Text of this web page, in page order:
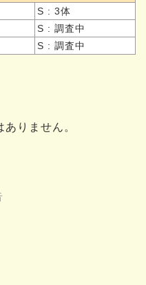
S : 3体
S : 調査中
S : 調査中
りません。